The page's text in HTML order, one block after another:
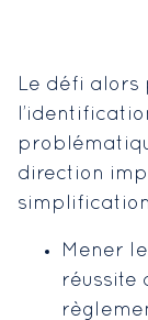
Le défi alors
direction
Mener
réussite